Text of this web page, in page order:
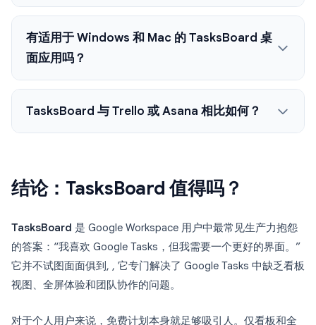
有适用于 Windows 和 Mac 的 TasksBoard 桌
面应用吗？
TasksBoard 与 Trello 或 Asana 相比如何？
结论：TasksBoard 值得吗？
TasksBoard 是 Google Workspace 用户中最常见生产力抱怨
的答案：“我喜欢 Google Tasks，但我需要一个更好的界面。”
它并不试图面面俱到, , 它专门解决了 Google Tasks 中缺乏看板
视图、全屏体验和团队协作的问题。
对于个人用户来说，免费计划本身就足够吸引人。仅看板和全